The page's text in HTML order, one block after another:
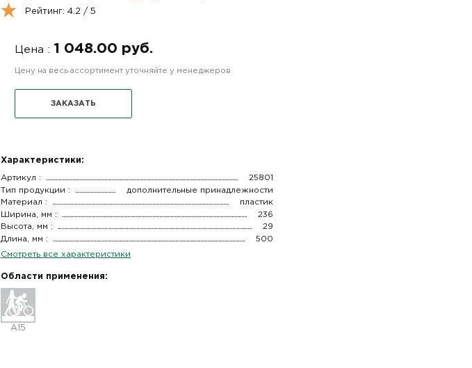
Рейтинг: 4.2 / 5
Цена : 1 048.00 руб.
Цену на весь ассортимент уточняйте у менеджеров
ЗАКАЗАТЬ
Характеристики:
Артикул :
25801
Тип продукции :
дополнительные принадлежности
Материал :
пластик
Ширина, мм :
236
Высота, мм :
29
Длина, мм :
500
Смотреть все характеристики
Области применения:
A15